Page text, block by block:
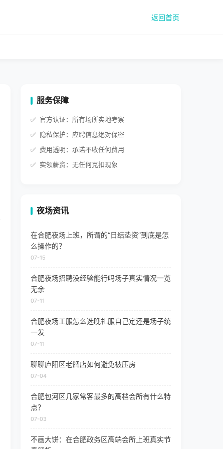
返回首页
服务保障
官方认证：所有场所实地考察
隐私保护：应聘信息绝对保密
费用透明：承诺不收任何费用
实领薪资：无任何克扣现象
夜场资讯
在合肥夜场上班，所谓的“日结垫资”到底是怎
么操作的？
07-15
合肥夜场招聘没经验能行吗场子真实情况一览
无余
07-11
合肥夜场工服怎么选晚礼服自己定还是场子统
一发
07-11
聊聊庐阳区老牌店如何避免被压房
07-04
合肥包河区几家常客最多的高档会所有什么特
点？
07-03
不画大饼：在合肥政务区高端会所上班真实节